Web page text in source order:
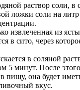
раствор соли, в
ложки соли на
извлеченная из
в сито, через
в соляной
5 минут. После
в пищу, она будет
вкус.